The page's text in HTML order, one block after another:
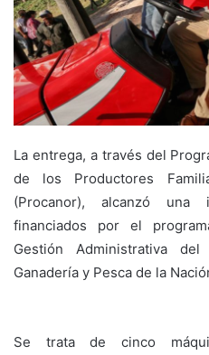
La entrega, a través del
de los Productores
(Procanor), alcanzó una
financiados por el
Gestión Administrativa
Ganadería y Pesca de la
Se trata de cinco